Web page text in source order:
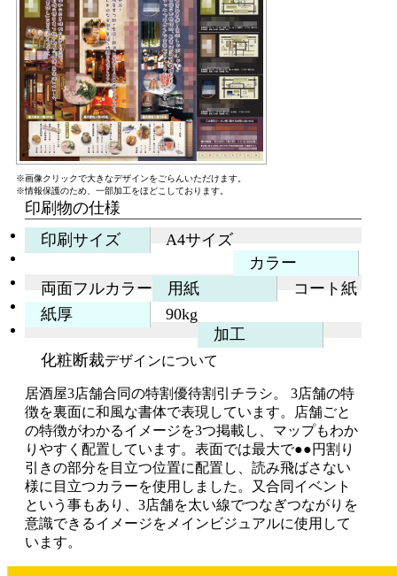
※画像クリックで大きなデザインをごらんいただけます。
※情報保護のため、一部加工をほどこしております。
印刷物の仕様
印刷サイズ
A4サイズ
カラー
両面フルカラー
用紙
コート紙
紙厚
90kg
加工
化粧断裁デザインについて
居酒屋3店舗合同の特割優待割引チラシ。 3店舗の特
徴を裏面に和風な書体で表現しています。店舗ごと
の特徴がわかるイメージを3つ掲載し、マップもわか
りやすく配置しています。表面では最大で●●円割り
引きの部分を目立つ位置に配置し、読み飛ばさない
様に目立つカラーを使用しました。又合同イベント
という事もあり、3店舗を太い線でつなぎつながりを
意識できるイメージをメインビジュアルに使用して
います。